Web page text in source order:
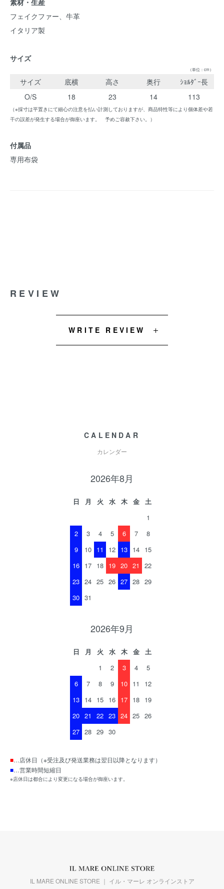
素材・生産
フェイクファー、牛革
イタリア製
サイズ
（単位：cm）
サイズ 底横 高さ 奥行
ｼｮﾙﾀﾞｰ長
O/S
18 23 14 113
（※採寸は平置きにて細心の注意を払い計測しておりますが、商品特性等により個体差や若
干の誤差が発生する場合が御座います。 予めご容赦下さい。）
付属品
専用布袋
REVIEW
WRITE REVIEW
CALENDAR
カレンダー
2026年8月
日 月 火 水 木 金
土
1
2
3 4 5 6 7
8
9
10 11 12 13 14 15
16 17 18 19 20 21
22
23 24 25 26 27 28 29
30 31
2026年9月
日 月 火 水 木 金
土
1
2 3 4
5
6
7 8 9 10 11
12
13 14 15 16 17 18 19
20 21 22 23 24 25 26
27 28 29 30
■…店休日（※受注及び発送業務は翌日以降となります）
■…営業時間短縮日
※店休日は都合により変更になる場合が御座います。
IL MARE ONLINE STORE ｜ イル・マーレ オンラインストア